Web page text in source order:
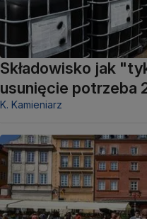
Składowisko jak
usunięcie potrzeba
K. Kamieniarz